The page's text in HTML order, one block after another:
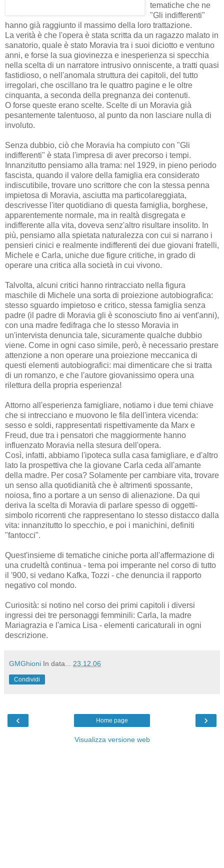
tematiche che ne
"Gli indifferenti"
hanno già raggiunto il massimo della loro trattazione.
La verità è che l'opera è stata scritta da un ragazzo malato in
sanatorio, quale è stato Moravia tra i suoi diciotto e ventuno
anni, e forse la sua giovinezza e inesperienza si specchia
nella scelta di un narratore intrusivo onniscente, a tratti quasi
fastidioso, o nell'anomala struttura dei capitoli, del tutto
irregolari, che oscillano tra le quattro pagine e le oltre
cinquanta, a seconda della pregnanza dei contenuti.
O forse queste erano scelte. Scelte di un Moravia già
pesantemente talentuoso, al punto da non lasciare nulla di
involuto.
Senza dubbio, ciò che Moravia ha compiuto con "Gli
indifferenti" è stata l'impresa di aver precorso i tempi.
Innanzitutto pensiamo alla trama: nel 1929, in pieno periodo
fascista, quando il valore della famiglia era considerato
indiscutibile, trovare uno scrittore che con la stessa penna
impietosa di Moravia, asciutta ma particolareggiata,
descrivesse l'iter quotidiano di questa famiglia, borghese,
apparentemente normale, ma in realtà disgregata e
indifferente alla vita, doveva senz'altro risultare insolito. In
più, pensiamo alla spietata naturalezza con cui si narrano i
pensieri cinici e realmente indifferenti dei due giovani fratelli,
Michele e Carla, uniche due figure critiche, in grado di
operare una critica alla società in cui vivono.
Talvolta, alcuni critici hanno rintracciato nella figura
maschile di Michele una sorta di proiezione autobiografica:
stesso sguardo impietoso e critico, stessa famiglia senza
padre (il padre di Moravia gli è sconosciuto fino ai vent'anni),
con una madre fedifraga che lo stesso Moravia in
un'intervista denuncia tale, sicuramente qualche dubbio
viene. Come in ogni caso simile, però, è necessario prestare
attenzione a non operare una proiezione meccanica di
questi elementi autobiografici: mai dimenticare che si tratta
di un romanzo, e che l'autore giovanissimo opera una
rilettura della propria esperienza!
Attorno all'esperienza famigliare, notiamo i due temi chiave
che si intrecciano e muovono le fila dell'intera vicenda:
sesso e soldi, rappresentati rispettivamente da Marx e
Freud, due tra i pensatori che maggiormente hanno
influenzato Moravia nella stesura dell'opera.
Così, infatti, abbiamo l'ipoteca sulla casa famigliare, e d'altro
lato la prospettiva che la giovane Carla ceda all'amante
della madre. Per cosa? Solamente per cambiare vita, trovare
un senso alla quotidianità che è altrimenti spossante,
noiosa, fino a portare a un senso di alienazione. Da qui
deriva la scelta di Moravia di parlare spesso di oggetti-
simbolo ricorrenti che rappresentano lo stesso distacco dalla
vita: innanzitutto lo specchio, e poi i manichini, definiti
"fantocci".
Quest'insieme di tematiche ciniche porta all'affermazione di
una crudeltà continua - tema poi imperante nel corso di tutto
il '900, si vedano Kafka, Tozzi - che denuncia il rapporto
negativo col mondo.
Curiosità: si notino nel corso dei primi capitoli i diversi
ingressi dei tre personaggi femminili: Carla, la madre
Mariagrazia e l'amica Lisa - elementi caricaturali in ogni
descrizione.
GMGhioni In data... 23.12.06
Condividi
‹ ›
Home page
Visualizza versione web